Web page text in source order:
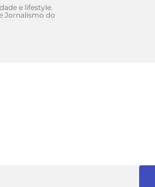
e lifestyle.
Jornalismo do